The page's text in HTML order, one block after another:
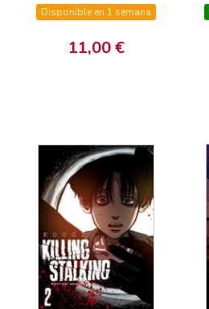
Disponible en 1 semana
11,00 €